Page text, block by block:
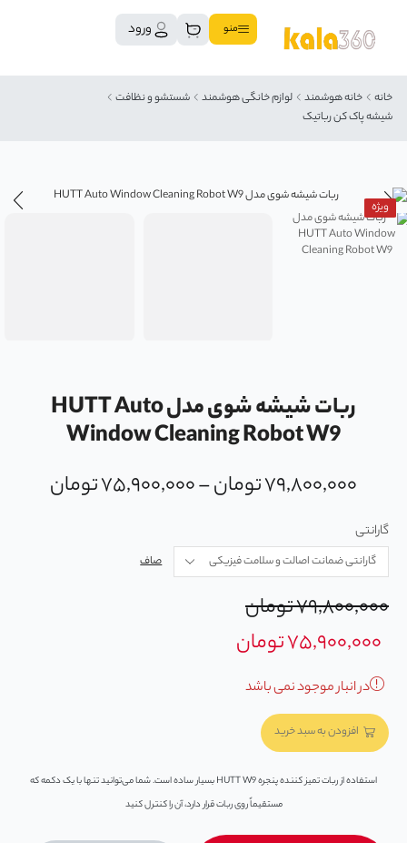
منو ورود
خانه خانه هوشمند لوازم خانگی هوشمند
شستشو و نظافت
شیشه پاک کن رباتیک
ویژه
ربات شیشه شوی مدل HUTT Auto
Window Cleaning Robot W9
۷۹,۸۰۰,۰۰۰تومان–۷۵,۹۰۰,۰۰۰تومان
گارانتی
صاف
۷۹,۸۰۰,۰۰۰تومان
۷۵,۹۰۰,۰۰۰تومان
در انبار موجود نمی باشد
افزودن به سبد خرید
استفاده از ربات تمیز کننده پنجره HUTT W9 بسیار ساده است. شما می‌توانید تنها با یک دکمه که
مستقیماً روی ربات قرار دارد، آن را کنترل کنید